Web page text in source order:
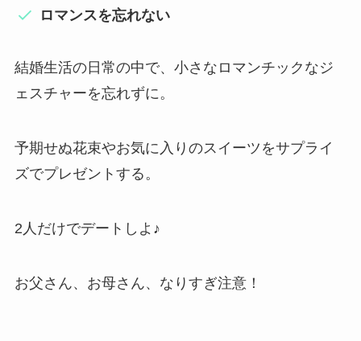
ロマンスを忘れない
結婚生活の日常の中で、小さなロマンチックなジ
ェスチャーを忘れずに。
予期せぬ花束やお気に入りのスイーツをサプライ
ズでプレゼントする。
2人だけでデートしよ♪
お父さん、お母さん、なりすぎ注意！